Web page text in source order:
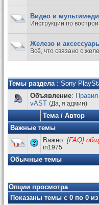
Видео и
Инструкции по
Железо и
Всё, что связано с
Темы раздела: Sony
Объявление:
vAST (Да, я админ)
Тема/Автор
Важные темы
Важно: [FAQ]
in1975
Обычные темы
Опции просмотра
Показаны темы с 0 по 0 из